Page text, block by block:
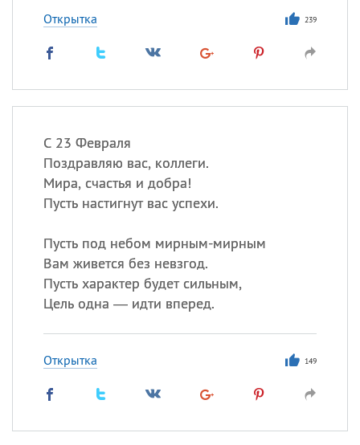
Открытка 239
С 23 Февраля
Поздравляю вас, коллеги.
Мира, счастья и добра!
Пусть настигнут вас успехи.
Пусть под небом мирным-мирным
Вам живется без невзгод.
Пусть характер будет сильным,
Цель одна — идти вперед.
Открытка 149